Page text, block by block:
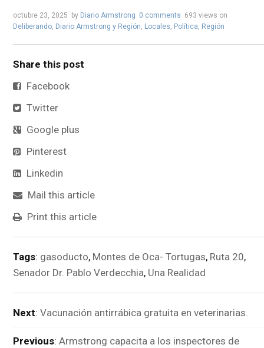
octubre 23, 2025 by Diario Armstrong 0 comments 693 views on
Deliberando, Diario Armstrong y Región, Locales, Política, Región
Share this post
Facebook
Twitter
Google plus
Pinterest
Linkedin
Mail this article
Print this article
Tags: gasoducto, Montes de Oca- Tortugas, Ruta 20,
Senador Dr. Pablo Verdecchia, Una Realidad
Next: Vacunación antirrábica gratuita en veterinarias.
Previous: Armstrong capacita a los inspectores de